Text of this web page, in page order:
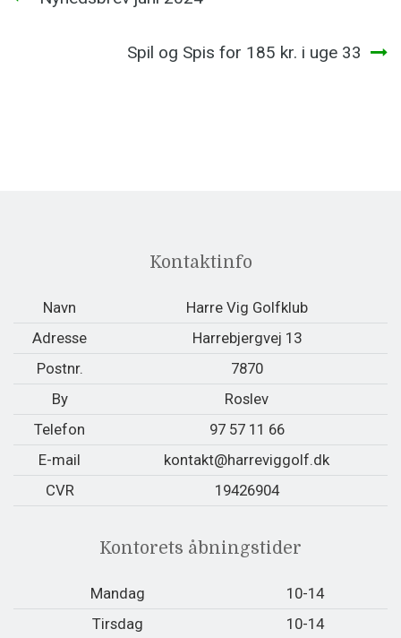
Spil og Spis for 185 kr. i uge 33
Kontaktinfo
Navn
Harre Vig Golfklub
Adresse
Harrebjergvej 13
Postnr.
7870
By
Roslev
Telefon
97 57 11 66
E-mail
kontakt@harreviggolf.dk
CVR
19426904
Kontorets åbningstider
Mandag
10-14
Tirsdag
10-14